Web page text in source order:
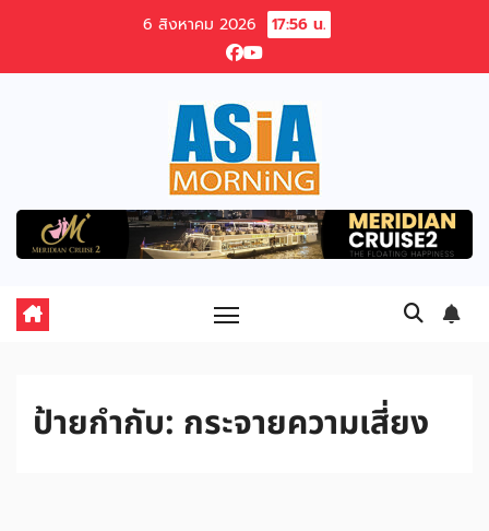
content
6 สิงหาคม 2026 17:56 น.
ป้ายกำกับ: กระจายความเสี่ยง